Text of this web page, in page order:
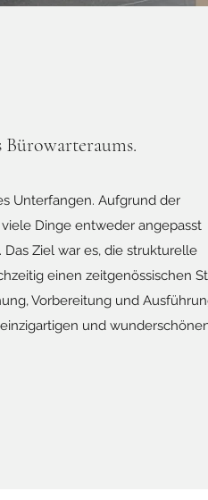
Unterfangen. Aufgrund der
Dinge entweder angepasst
Ziel war es, die strukturelle
einen zeitgenössischen
Vorbereitung und
und